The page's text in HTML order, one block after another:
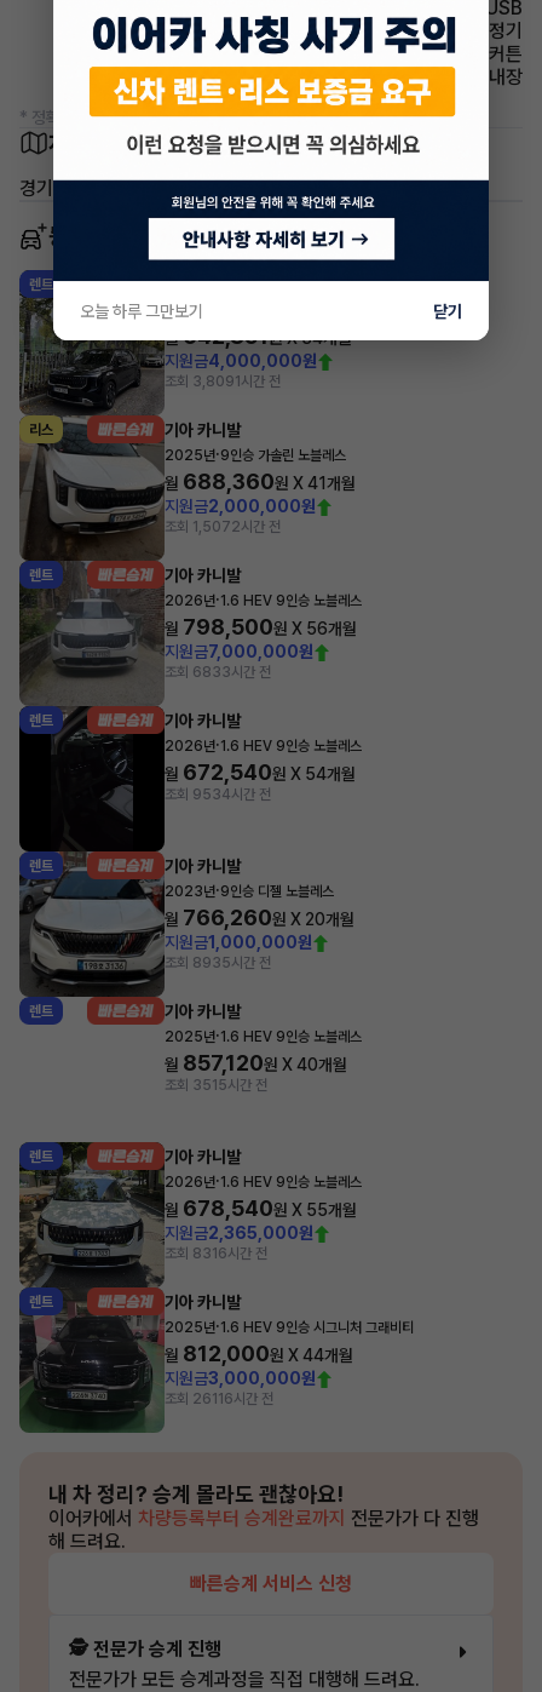
유무선단자 USB
에어컨 공기청정기
에어백 커튼
스티어링휠 열선내장
* 정확한 정보는 판매자와 반드시 확인하시기 바랍니다.
차량 위치
경기 광주시 역동
동일 차종 이어카
렌트 기아 카니발
2025년
월642,851원 X34개월
지원금4,000,000원
조회 3,8091시간 전
리스 기아 카니발
2025년·9인승 가솔린 노블레스
월 688,360원 X41개월
지원금2,000,000원
조회 1,5072시간 전
렌트 기아 카니발
2026년·1.6 HEV 9인승 노블레스
월 798,500원 X 56개월
지원금7,000,000원
조회 6833시간 전
렌트 기아 카니발
2026년·1.6 HEV 9인승 노블레스
월 672,540원 X 54개월
조회 9534시간 전
렌트 기아 카니발
2023년·9인승 디젤 노블레스
월 766,260원 X 20개월
지원금1,000,000원
조회 8935시간 전
렌트 기아 카니발
2025년·1.6 HEV 9인승 노블레스
월 857,120원 X40개월
조회 3515시간 전
렌트 기아 카니발
2026년·1.6 HEV 9인승 노블레스
월 678,540원 X 55개월
지원금2,365,000원
조회 8316시간 전
렌트 기아 카니발
2025년·1.6 HEV 9인승 시그니처 그래비티
월 812,000원 X44개월
지원금3,000,000원
조회 261 16시간 전
내 차 정리? 승계 몰라도 괜찮아요!
이어카에서 차량등록부터 승계완료까지 전문가가 다 진행
해 드려요.
빠른승계 서비스 신청
🕵️ 전문가 승계 진행
전문가가 모든 승계과정을 직접 대행해 드려요.
오늘 하루 그만보기 닫기